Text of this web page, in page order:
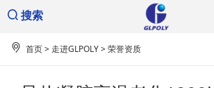
搜索
首页> 走进GLPOLY>荣誉资质